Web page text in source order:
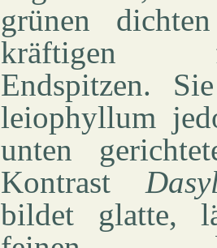
grünen
kräftigen
Endspitzen.
leiophyllum
unten
Kontrast
bildet glatte,